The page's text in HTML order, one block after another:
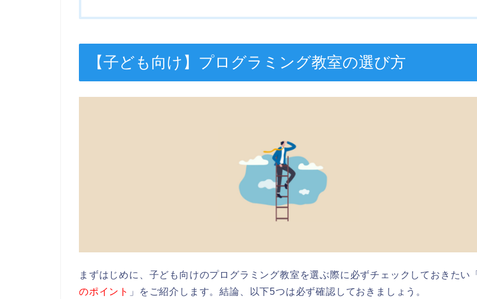
【子ども向け】プログラミング教室の選び方
まずはじめに、子ども向けのプログラミング教室を選ぶ際に必ずチェックしておきたい「
のポイント
」をご紹介します。結論、以下5つは必ず確認しておきましょう。